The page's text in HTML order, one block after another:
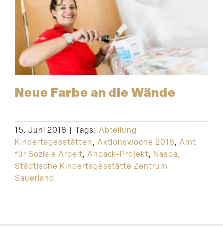
Neue Farbe an die Wände
15. Juni 2018 | Tags: Abteilung
Kindertagesstätten, Aktionswoche 2018, Amt
für Soziale Arbeit, Anpack-Projekt, Naspa,
Städtische Kindertagesstätte Zentrum
Sauerland